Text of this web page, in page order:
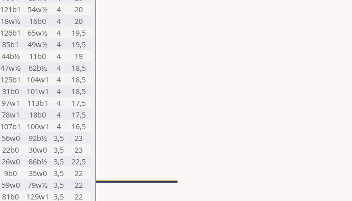
121b1 54w½ 4
20
18w½ 16b0 4
20
126b1 65w½ 4
19,5
85b1 49w½ 4
19,5
44b½ 11b0 4
19
47w½ 62b½ 4
18,5
125b1 104w1 4
18,5
31b0 101w1 4
18,5
97w1 113b1 4
17,5
78w1 18b0 4
17,5
107b1 100w1 4
16,5
56w0 92b½ 3,5
23
22b0 30w0 3,5
23
26w0 86b½ 3,5
22,5
9b0 35w0 3,5
22
59w0 79w½ 3,5
22
81b0 129w1 3,5
22